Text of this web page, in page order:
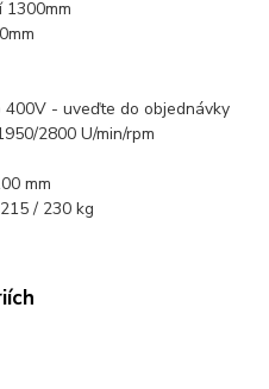
1300mm
- uveďte do objednávky
2800 U/min/rpm
mm
/ 230 kg